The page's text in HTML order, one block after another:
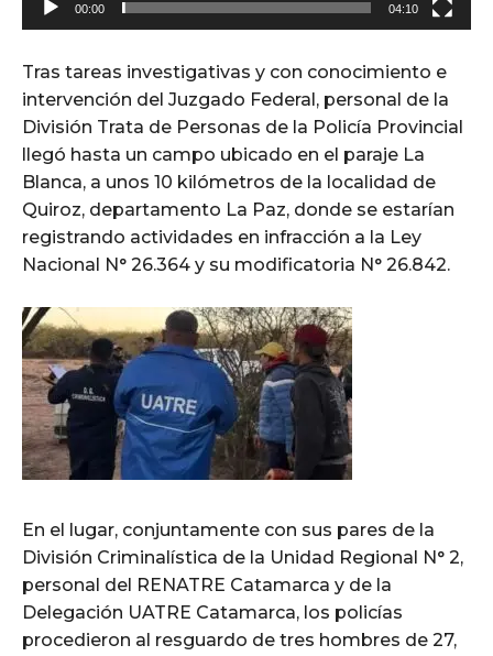
00:00 04:10
Tras tareas investigativas y con conocimiento e
intervención del Juzgado Federal, personal de la
División Trata de Personas de la Policía Provincial
llegó hasta un campo ubicado en el paraje La
Blanca, a unos 10 kilómetros de la localidad de
Quiroz, departamento La Paz, donde se estarían
registrando actividades en infracción a la Ley
Nacional N° 26.364 y su modificatoria N° 26.842.
En el lugar, conjuntamente con sus pares de la
División Criminalística de la Unidad Regional N° 2,
personal del RENATRE Catamarca y de la
Delegación UATRE Catamarca, los policías
procedieron al resguardo de tres hombres de 27,